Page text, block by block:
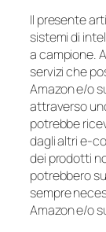
Il presente
sistemi di
a campione.
servizi che
Amazon e/o
attraverso
potrebbe
dagli altri e-
dei prodotti
potrebbero
sempre
Amazon e/o